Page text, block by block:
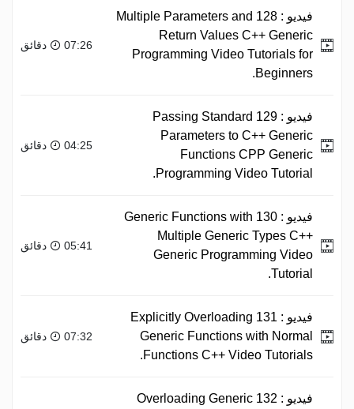
فيديو :
128 Multiple Parameters and
Return Values C++ Generic
Programming Video Tutorials for
Beginners.
07:26 دقائق
فيديو :
129 Passing Standard
Parameters to C++ Generic
Functions CPP Generic
Programming Video Tutorial.
04:25 دقائق
فيديو :
130 Generic Functions with
Multiple Generic Types C++
Generic Programming Video
Tutorial.
05:41 دقائق
فيديو :
131 Explicitly Overloading
Generic Functions with Normal
Functions C++ Video Tutorials.
07:32 دقائق
فيديو :
132 Overloading Generic